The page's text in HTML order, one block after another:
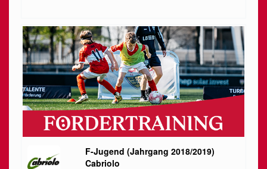
F-Jugend (Jahrgang 2018/2019)
Cabriolo